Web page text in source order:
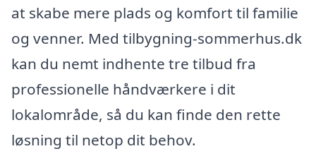
at skabe mere plads og komfort til familie
og venner. Med tilbygning-sommerhus.dk
kan du nemt indhente tre tilbud fra
professionelle håndværkere i dit
lokalområde, så du kan finde den rette
løsning til netop dit behov.